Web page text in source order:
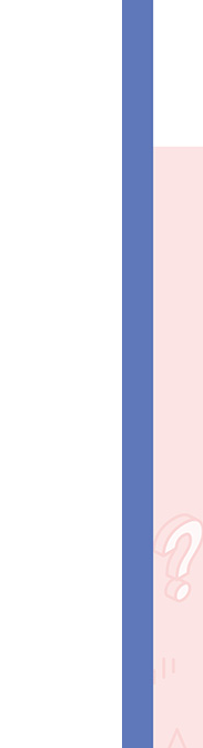
프로세스
나만의
소셜 미
이상과 현
7장 프로
떠돌이 개
퍼즐형에
맺음말 ‘
해제의